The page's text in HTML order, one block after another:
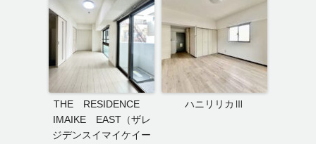
THE RESIDENCE
IMAIKE EAST（ザレ
ジデンスイマイケイー
ハニリリカⅢ